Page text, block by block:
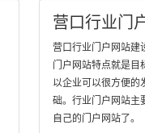
营口行业门
营口行业门户网站建
门户网站特点就是目
以企业可以很方便的
础。行业门户网站主
自己的门户网站了。